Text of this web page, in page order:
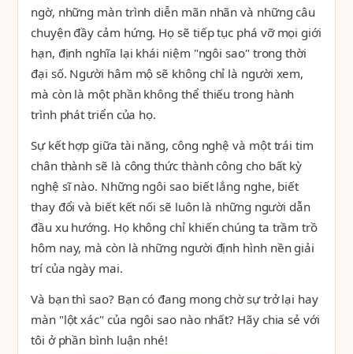
ngờ, những màn trình diễn mãn nhãn và những câu
chuyện đầy cảm hứng. Họ sẽ tiếp tục phá vỡ mọi giới
hạn, định nghĩa lại khái niệm "ngôi sao" trong thời
đại số. Người hâm mộ sẽ không chỉ là người xem,
mà còn là một phần không thể thiếu trong hành
trình phát triển của họ.
Sự kết hợp giữa tài năng, công nghệ và một trái tim
chân thành sẽ là công thức thành công cho bất kỳ
nghệ sĩ nào. Những ngôi sao biết lắng nghe, biết
thay đổi và biết kết nối sẽ luôn là những người dẫn
đầu xu hướng. Họ không chỉ khiến chúng ta trầm trồ
hôm nay, mà còn là những người định hình nền giải
trí của ngày mai.
Và bạn thì sao? Bạn có đang mong chờ sự trở lại hay
màn "lột xác" của ngôi sao nào nhất? Hãy chia sẻ với
tôi ở phần bình luận nhé!